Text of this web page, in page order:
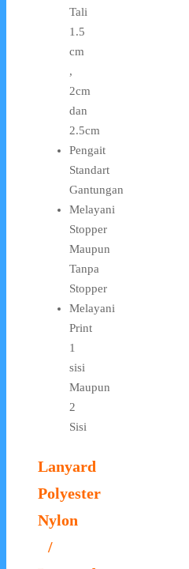
Tali
1.5
cm
,
2cm
dan
2.5cm
Pengait
Standart
Gantungan
Melayani
Stopper
Maupun
Tanpa
Stopper
Melayani
Print
1
sisi
Maupun
2
Sisi
Lanyard
Polyester
Nylon
/